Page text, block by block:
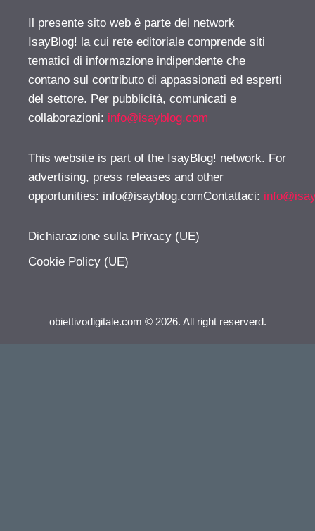
Il presente sito web è parte del network
IsayBlog! la cui rete editoriale comprende siti
tematici di informazione indipendente che
contano sul contributo di appassionati ed esperti
del settore. Per pubblicità, comunicati e
collaborazioni: info@isayblog.com
This website is part of the IsayBlog! network. For
advertising, press releases and other
opportunities: info@isayblog.comContattaci:
Dichiarazione sulla Privacy (UE)
Cookie Policy (UE)
obiettivodigitale.com © 2026. All right reserverd.